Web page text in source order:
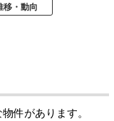
移・動向
件があります。